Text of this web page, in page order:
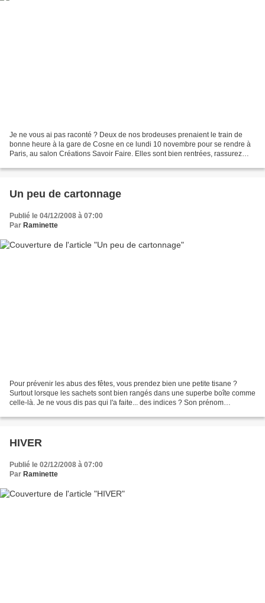
Je ne vous ai pas raconté ? Deux de nos brodeuses prenaient le train de
bonne heure à la gare de Cosne en ce lundi 10 novembre pour se rendre à
Paris, au salon Créations Savoir Faire. Elles sont bien rentrées, rassurez
Un peu de cartonnage
Publié le 04/12/2008 à 07:00
Par Raminette
Pour prévenir les abus des fêtes, vous prendez bien une petite tisane ?
Surtout lorsque les sachets sont bien rangés dans une superbe boîte comme
celle-là. Je ne vous dis pas qui l'a faite... des indices ? Son prénom
HIVER
Publié le 02/12/2008 à 07:00
Par Raminette